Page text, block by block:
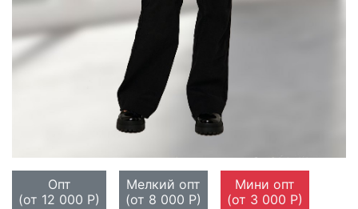
Опт
(от 12 000 Р)
Мелкий опт
(от 8 000 Р)
Мини опт
(от 3 000 Р)